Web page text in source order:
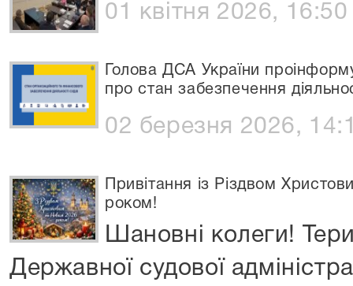
01 квітня 2026, 16:50
Голова ДСА України
про стан забезпечення
02 березня 2026,
Привітання із Різдвом
роком!
Шановні колеги!
Державної судової